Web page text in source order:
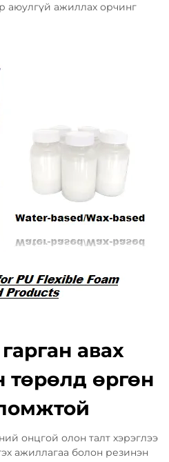
аюулгүй ажиллах орчинг
авах
төрөлд өргөн
онцгой олон талт хэрэглээ
ажиллагаа болон резинэн